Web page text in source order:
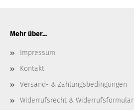
Mehr über...
Impressum
Kontakt
Versand- & Zahlungsbedingungen
Widerrufsrecht & Widerrufsformular